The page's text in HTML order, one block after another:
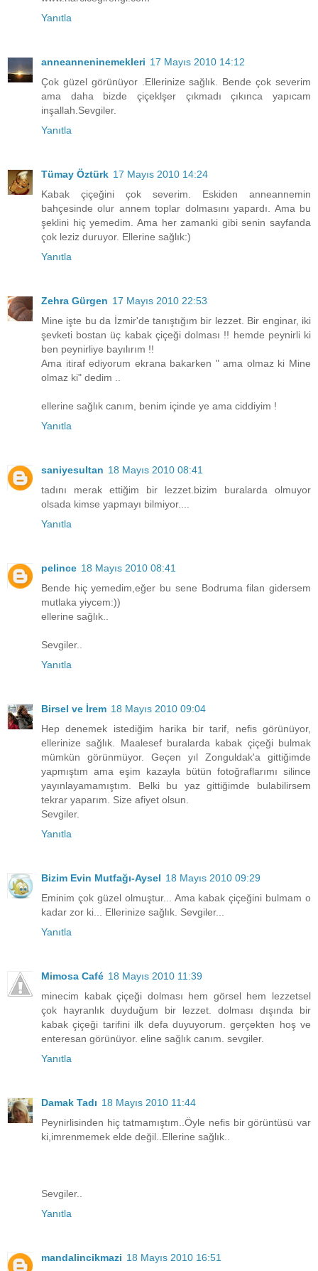
Yanıtla
anneanneninemekleri 17 Mayıs 2010 14:12
Çok güzel görünüyor .Ellerinize sağlık. Bende çok severim
ama daha bizde çiçeklşer çıkmadı çıkınca yapıcam
inşallah.Sevgiler.
Yanıtla
Tümay Öztürk 17 Mayıs 2010 14:24
Kabak çiçeğini çok severim. Eskiden anneannemin
bahçesinde olur annem toplar dolmasını yapardı. Ama bu
şeklini hiç yemedim. Ama her zamanki gibi senin sayfanda
çok leziz duruyor. Ellerine sağlık:)
Yanıtla
Zehra Gürgen 17 Mayıs 2010 22:53
Mine işte bu da İzmir'de tanıştığım bir lezzet. Bir enginar, iki
şevketi bostan üç kabak çiçeği dolması !! hemde peynirli ki
ben peynirliye bayılırım !!
Ama itiraf ediyorum ekrana bakarken " ama olmaz ki Mine
olmaz ki" dedim ..
ellerine sağlık canım, benim içinde ye ama ciddiyim !
Yanıtla
saniyesultan 18 Mayıs 2010 08:41
tadını merak ettiğim bir lezzet.bizim buralarda olmuyor
olsada kimse yapmayı bilmiyor....
Yanıtla
pelince 18 Mayıs 2010 08:41
Bende hiç yemedim,eğer bu sene Bodruma filan gidersem
mutlaka yiycem:))
ellerine sağlık..
Sevgiler..
Yanıtla
Birsel ve İrem 18 Mayıs 2010 09:04
Hep denemek istediğim harika bir tarif, nefis görünüyor,
ellerinize sağlık. Maalesef buralarda kabak çiçeği bulmak
mümkün görünmüyor. Geçen yıl Zonguldak'a gittiğimde
yapmıştım ama eşim kazayla bütün fotoğraflarımı silince
yayınlayamamıştım. Belki bu yaz gittiğimde bulabilirsem
tekrar yaparım. Size afiyet olsun.
Sevgiler.
Yanıtla
Bizim Evin Mutfağı-Aysel 18 Mayıs 2010 09:29
Eminim çok güzel olmuştur... Ama kabak çiçeğini bulmam o
kadar zor ki... Ellerinize sağlık. Sevgiler...
Yanıtla
Mimosa Café 18 Mayıs 2010 11:39
minecim kabak çiçeği dolması hem görsel hem lezzetsel
çok hayranlık duyduğum bir lezzet. dolması dışında bir
kabak çiçeği tarifini ilk defa duyuyorum. gerçekten hoş ve
enteresan görünüyor. eline sağlık canım. sevgiler.
Yanıtla
Damak Tadı 18 Mayıs 2010 11:44
Peynirlisinden hiç tatmamıştım..Öyle nefis bir görüntüsü var
ki,imrenmemek elde değil..Ellerine sağlık..
Sevgiler..
Yanıtla
mandalincikmazi 18 Mayıs 2010 16:51